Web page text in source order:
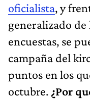
oficialista, y
generalizado
encuestas, se
campaña del
puntos en los
octubre. ¿Por